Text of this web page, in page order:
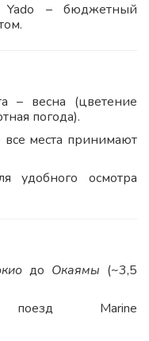
Yado – бюджетный
– весна (цветение
погода).
места принимают
удобного осмотра
до Окаямы (~3,5
Marine